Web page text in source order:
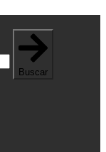
Buscar